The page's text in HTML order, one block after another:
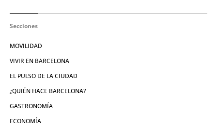
Secciones
MOVILIDAD
VIVIR EN BARCELONA
EL PULSO DE LA CIUDAD
¿QUIÉN HACE BARCELONA?
GASTRONOMÍA
ECONOMÍA